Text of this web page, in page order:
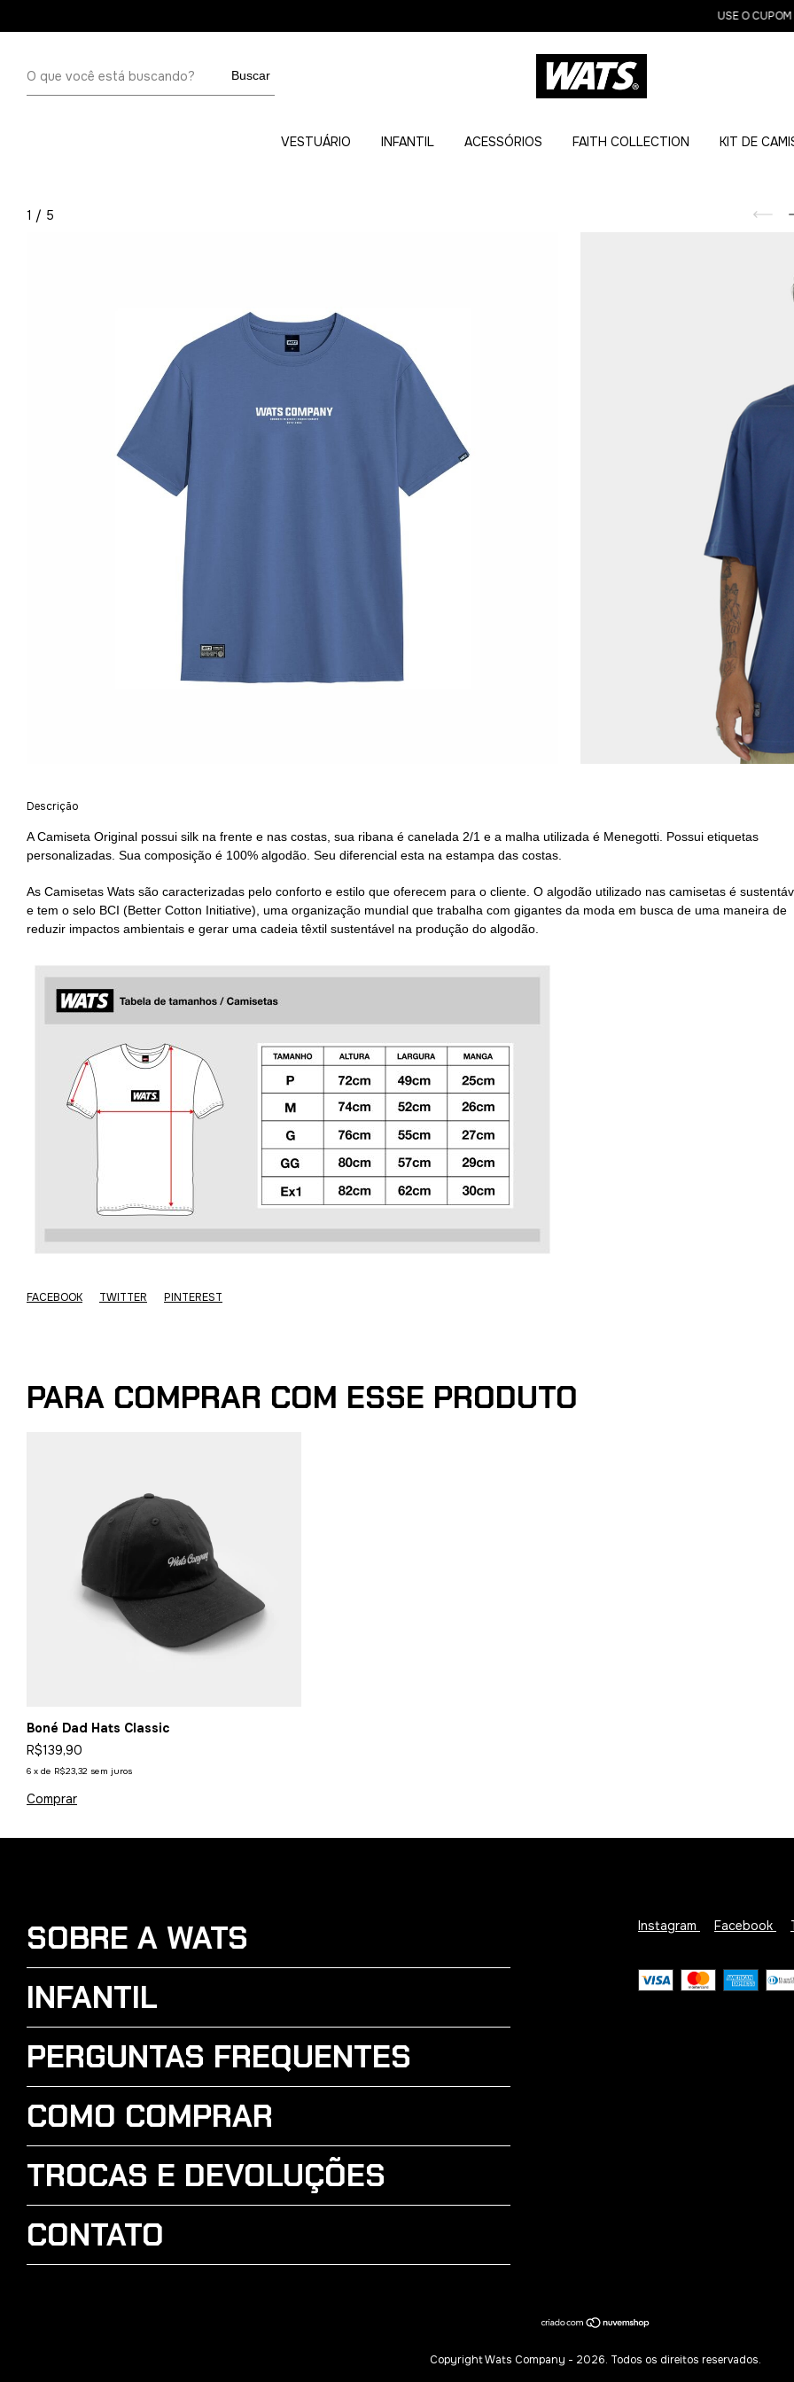
USE O CUPOM
Buscar
VESTUÁRIO INFANTIL ACESSÓRIOS FAITH COLLECTION KIT DE
1 / 5
Descrição
A Camiseta Original possui silk na frente e nas costas, sua ribana é canelada 2/1 e a malha utilizada é Menegotti. Possui etiquetas
personalizadas. Sua composição é 100% algodão. Seu diferencial esta na estampa das costas.
As Camisetas Wats são caracterizadas pelo conforto e estilo que oferecem para o cliente. O algodão utilizado nas camisetas é
e tem o selo BCI (Better Cotton Initiative), uma organização mundial que trabalha com gigantes da moda em busca de uma maneira de
reduzir impactos ambientais e gerar uma cadeia têxtil sustentável na produção do algodão.
FACEBOOK TWITTER PINTEREST
PARA COMPRAR COM ESSE PRODUTO
Boné Dad Hats Classic
R$139,90
6 x de R$23,32 sem juros
SOBRE A WATS
INFANTIL
PERGUNTAS FREQUENTES
COMO COMPRAR
TROCAS E DEVOLUÇÕES
CONTATO
Instagram Facebook
Copyright Wats Company - 2026. Todos os direitos reservados.